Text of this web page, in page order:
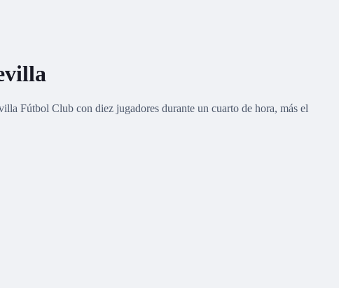
Fútbol Club con diez jugadores durante un cuarto de hora, más el